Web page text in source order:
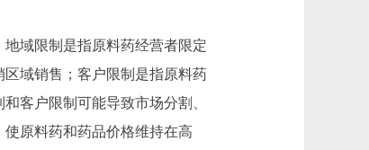
域限制是指原料药经营者限定
域销售；客户限制是指原料药
客户限制可能导致市场分割、
原料药和药品价格维持在高